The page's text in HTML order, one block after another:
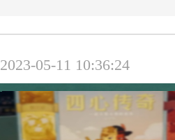
2023-05-11 10:36:24